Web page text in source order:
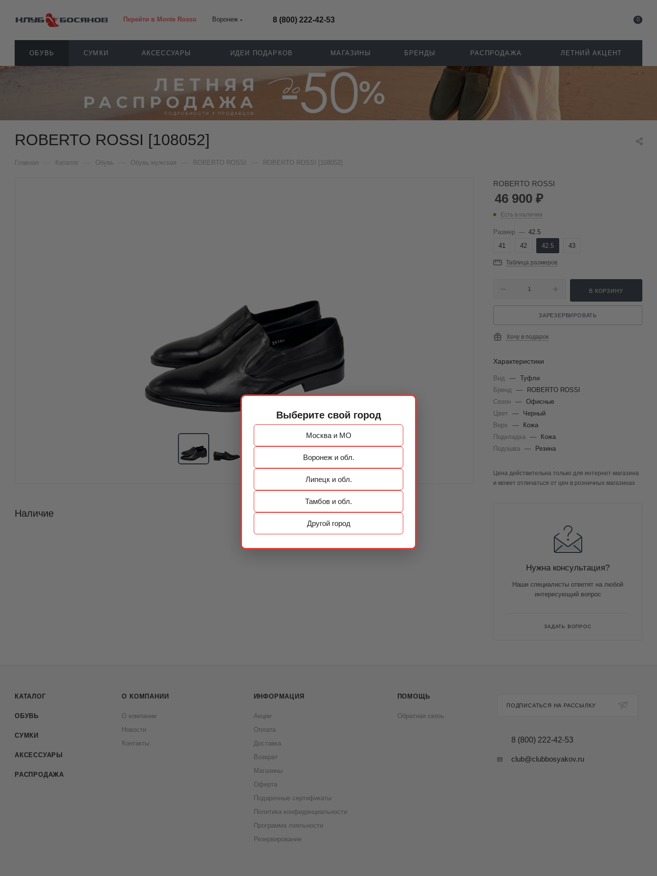
Выберите свой город
Москва и МО
Воронеж и обл.
Липецк и обл.
Тамбов и обл.
Другой город
Перейти в Monte Rosso Воронеж 8 (800) 222-42-53 0
ОБУВЬ СУМКИ АКСЕССУАРЫ ИДЕИ ПОДАРКОВ МАГАЗИНЫ БРЕНДЫ РАСПРОДАЖА ЛЕТНИЙ АКЦЕНТ
ROBERTO ROSSI [108052]
Главная Каталог Обувь Обувь мужская ROBERTO ROSSI ROBERTO ROSSI [108052]
Наличие
ROBERTO ROSSI
46 900 ₽
Есть в наличии
Размер — 42.5
41
42 42.5 43
Таблица размеров
В КОРЗИНУ
ЗАРЕЗЕРВИРОВАТЬ
Хочу в подарок
Характеристики
Вид — Туфли
Бренд
—
ROBERTO ROSSI
Сезон
— Офисные
Цвет —
Черный
Верх
—
Кожа
Подкладка —
Кожа
Подошва — Резина
Цена действительна только для интернет-магазина
и может отличаться от цен в розничных магазинах
Нужна консультация?
Наши специалисты ответят на любой
интересующий вопрос
ЗАДАТЬ ВОПРОС
КАТАЛОГ
ОБУВЬ
СУМКИ
АКСЕССУАРЫ
РАСПРОДАЖА
О КОМПАНИИ
О компании
Новости
Контакты
ИНФОРМАЦИЯ
Акции
Оплата
Доставка
Возврат
Магазины
Оферта
Подарочные сертификаты
Политика конфиденциальности
Программа лояльности
Резервирование
ПОМОЩЬ
Обратная связь
ПОДПИСАТЬСЯ НА РАССЫЛКУ
8 (800) 222-42-53
club@clubbosyakov.ru